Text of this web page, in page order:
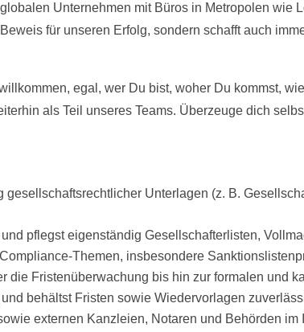
Unternehmen mit Büros in Metropolen wie
für unseren Erfolg, sondern schafft auch
egal, wer Du bist, woher Du kommst,
als Teil unseres Teams. Überzeuge dich
Unterlagen (z. B.
pflegst eigenständig Gesellschafterlisten,
Themen, insbesondere
die Fristenüberwachung bis hin zur formalen und
behältst Fristen sowie Wiedervorlagen
externen Kanzleien, Notaren und Behörden im